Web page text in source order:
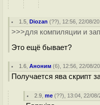
1.5 ,Diozan (??), 12:56, 22/08/
>>>для компиляции и
Это ещё бывает?
1.6 ,Аноним (6), 12:56, 22/08/
Получается ява скрипт
2.9 ,me (??), 13:04, 22/08/